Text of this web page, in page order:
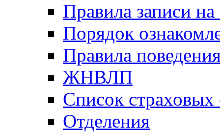
Правила записи
Порядок
Правила
ЖНВЛП
Список страховых
Отделения